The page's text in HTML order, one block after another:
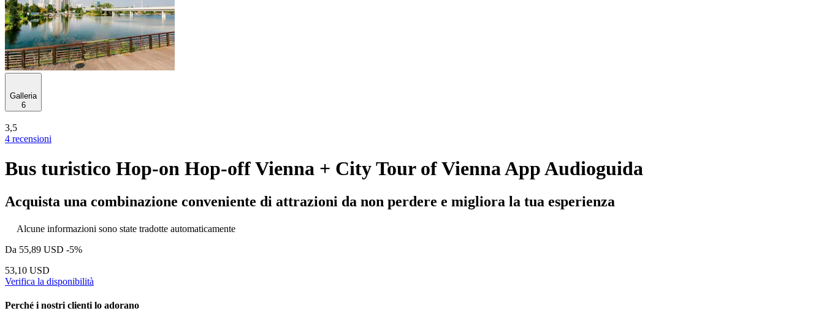
Galleria
6
3,5
4 recensioni
Bus turistico Hop-on Hop-off Vienna + City Tour of Vienna App Audioguida
Acquista una combinazione conveniente di attrazioni da non perdere e migliora la tua esperienza
Alcune informazioni sono state tradotte automaticamente
Da 55,89 USD -5%
53,10 USD
Verifica la disponibilità
Perché i nostri clienti lo adorano